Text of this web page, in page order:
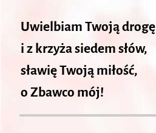
Uwielbiam Twoją drogę
i z krzyża siedem słów,
sławię Twoją miłość,
o Zbawco mój!